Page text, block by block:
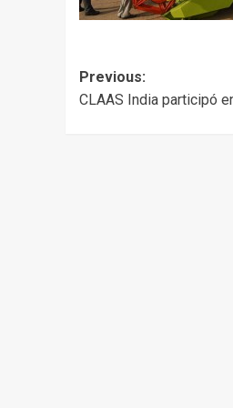
Post
navigation
Previous:
CLAAS India participó